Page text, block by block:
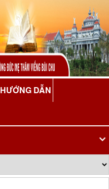
HƯỚNG DẪN